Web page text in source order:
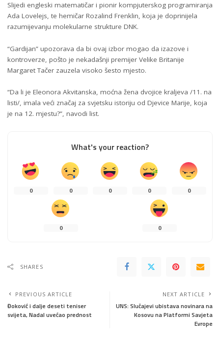
Slijedi engleski matematičar i pionir kompjuterskog programiranja
Ada Lovelejs, te hemičar Rozalind Frenklin, koja je doprinijela
razumijevanju molekularne strukture DNK.
“Gardijan” upozorava da bi ovaj izbor mogao da izazove i
kontroverze, pošto je nekadašnji premijer Velike Britanije
Margaret Tačer zauzela visoko šesto mjesto.
“Da li je Eleonora Akvitanska, moćna žena dvojice kraljeva /11. na
listi/, imala veći značaj za svjetsku istoriju od Djevice Marije, koja
je na 12. mjestu?”, navodi list.
What's your reaction?
0 0 0 0 0
0 0
SHARES
PREVIOUS ARTICLE
Đoković i dalje deseti teniser
svijeta, Nadal uvećao prednost
NEXT ARTICLE
UNS: Slučajevi ubistava novinara na
Kosovu na Platformi Savjeta
Evrope